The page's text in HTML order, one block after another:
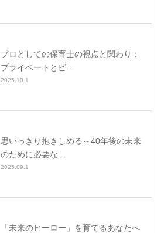
プロとしての保育士の視点と関わり：
プライベートとビ…
2025.10.1
思いっきり抱きしめる～40年後の未来
のために必要な…
2025.09.1
「未来のヒーロー」を育てるあなたへ